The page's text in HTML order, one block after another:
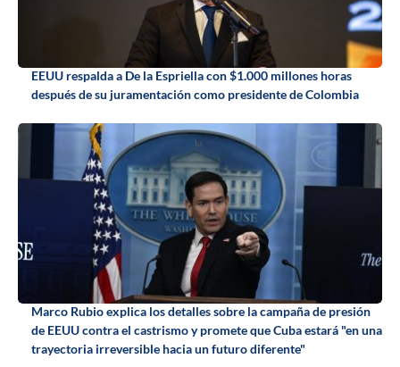
EEUU respalda a De la Espriella con $1.000 millones horas
después de su juramentación como presidente de Colombia
Marco Rubio explica los detalles sobre la campaña de presión
de EEUU contra el castrismo y promete que Cuba estará "en una
trayectoria irreversible hacia un futuro diferente"